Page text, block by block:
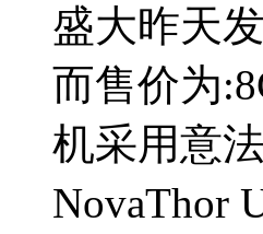
盛大昨天
而售价为
机采用意
NovaThor